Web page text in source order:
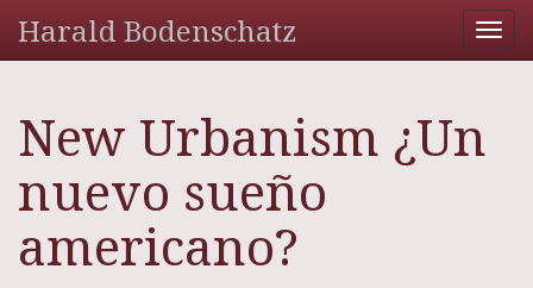
Harald Bodenschatz
New Urbanism ¿Un
nuevo sueño
americano?